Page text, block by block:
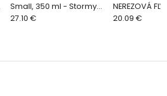
Small, 350 ml - Stormy
Unicorn
27.10 €
NEREZOVÁ
FOREST
20.09 €